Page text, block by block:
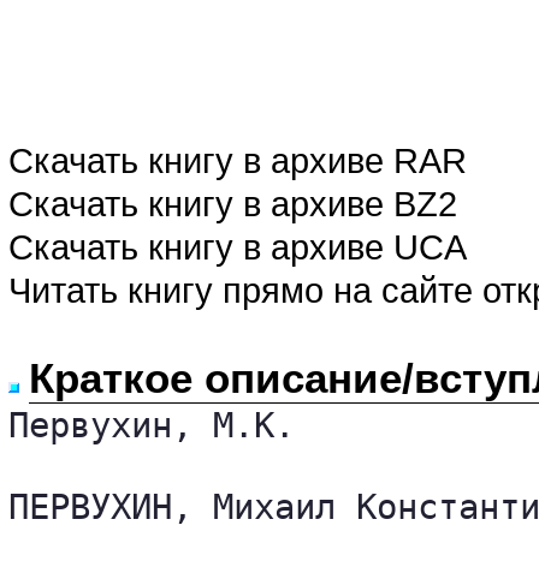
Скачать книгу в архиве RAR
Скачать книгу в архиве BZ2
Скачать книгу в архиве UCA
Читать книгу прямо на сайте
Краткое описание/
Первухин, М.К.
ПЕРВУХИН, Михаил